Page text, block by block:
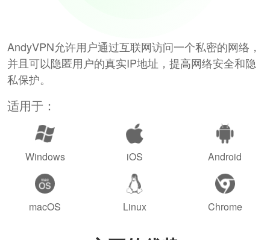
AndyVPN允许用户通过互联网访问一个私密的网络，
并且可以隐匿用户的真实IP地址，提高网络安全和隐
私保护。
适用于：
Windows iOS Android
macOS Linux Chrome